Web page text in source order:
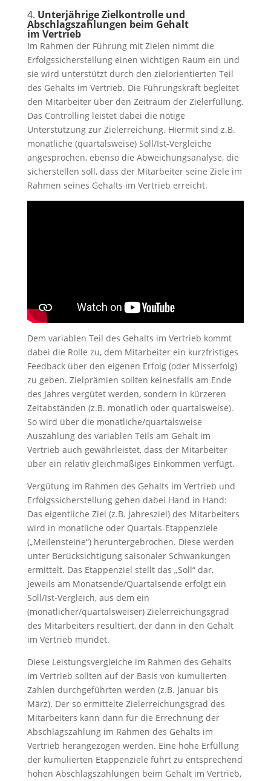
4. Unterjährige Zielkontrolle und
Abschlagszahlungen beim Gehalt
im Vertrieb
Im Rahmen der Führung mit Zielen nimmt die
Erfolgssicherstellung einen wichtigen Raum ein und
sie wird unterstützt durch den zielorientierten Teil
des Gehalts im Vertrieb. Die Führungskraft begleitet
den Mitarbeiter über den Zeitraum der Zielerfüllung.
Das Controlling leistet dabei die nötige
Unterstützung zur Zielerreichung. Hiermit sind z.B.
monatliche (quartalsweise) Soll/Ist-Vergleiche
angesprochen, ebenso die Abweichungsanalyse, die
sicherstellen soll, dass der Mitarbeiter seine Ziele im
Rahmen seines Gehalts im Vertrieb erreicht.
Dem variablen Teil des Gehalts im Vertrieb kommt
dabei die Rolle zu, dem Mitarbeiter ein kurzfristiges
Feedback über den eigenen Erfolg (oder Misserfolg)
zu geben. Zielprämien sollten keinesfalls am Ende
des Jahres vergütet werden, sondern in kürzeren
Zeitabständen (z.B. monatlich oder quartalsweise).
So wird über die monatliche/quartalsweise
Auszahlung des variablen Teils am Gehalt im
Vertrieb auch gewährleistet, dass der Mitarbeiter
über ein relativ gleichmäßiges Einkommen verfügt.
Vergütung im Rahmen des Gehalts im Vertrieb und
Erfolgssicherstellung gehen dabei Hand in Hand:
Das eigentliche Ziel (z.B. Jahresziel) des Mitarbeiters
wird in monatliche oder Quartals-Etappenziele
(„Meilensteine“) heruntergebrochen. Diese werden
unter Berücksichtigung saisonaler Schwankungen
ermittelt. Das Etappenziel stellt das „Soll“ dar.
Jeweils am Monatsende/Quartalsende erfolgt ein
Soll/Ist-Vergleich, aus dem ein
(monatlicher/quartalsweiser) Zielerreichungsgrad
des Mitarbeiters resultiert, der dann in den Gehalt
im Vertrieb mündet.
Diese Leistungsvergleiche im Rahmen des Gehalts
im Vertrieb sollten auf der Basis von kumulierten
Zahlen durchgeführten werden (z.B. Januar bis
März). Der so ermittelte Zielerreichungsgrad des
Mitarbeiters kann dann für die Errechnung der
Abschlagszahlung im Rahmen des Gehalts im
Vertrieb herangezogen werden. Eine hohe Erfüllung
der kumulierten Etappenziele führt zu entsprechend
hohen Abschlagszahlungen beim Gehalt im Vertrieb,